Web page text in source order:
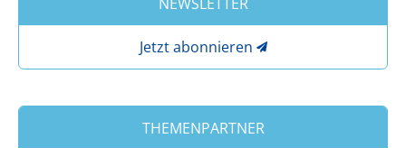
Jetzt abonnieren
THEMENPARTNER